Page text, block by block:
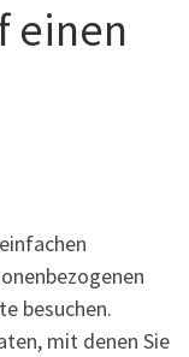
einen
besuchen.
mit denen Sie